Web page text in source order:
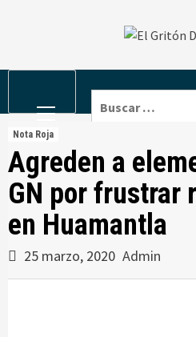
Menu
Nota Roja
Agreden a
GN por frustrar
en Huamantla
25 marzo, 2020 Admin